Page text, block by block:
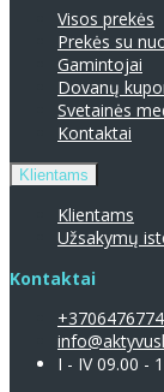
Visos prekės
Prekės su
Gamintojai
Dovanų
Svetainės
Kontaktai
Klientams
Klientams
Užsakymų
Kontaktai
I - IV 09.00 -